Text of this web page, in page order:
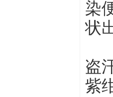
染
状
盗
紫